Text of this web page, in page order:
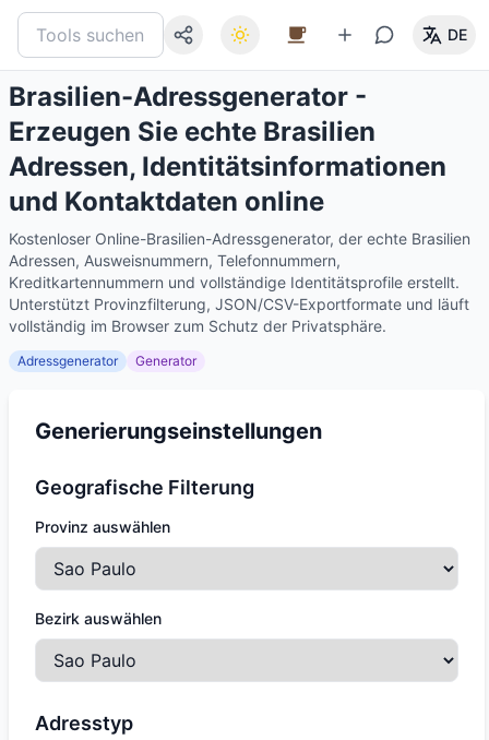
DE
Brasilien-Adressgenerator -
Erzeugen Sie echte Brasilien
Adressen, Identitätsinformationen
und Kontaktdaten online
Kostenloser Online-Brasilien-Adressgenerator, der echte Brasilien
Adressen, Ausweisnummern, Telefonnummern,
Kreditkartennummern und vollständige Identitätsprofile erstellt.
Unterstützt Provinzfilterung, JSON/CSV-Exportformate und läuft
vollständig im Browser zum Schutz der Privatsphäre.
Adressgenerator Generator
Generierungseinstellungen
Geografische Filterung
Provinz auswählen
Bezirk auswählen
Adresstyp